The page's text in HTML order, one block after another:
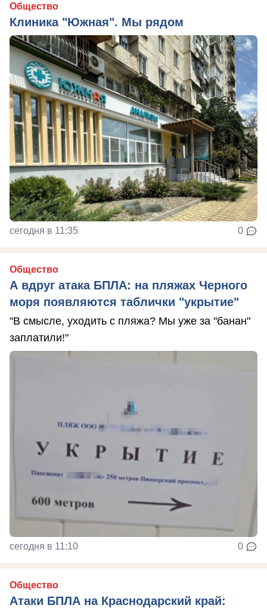
Общество
Клиника "Южная". Мы рядом
сегодня в 11:35 0
Общество
А вдруг атака БПЛА: на пляжах Черного
моря появляются таблички "укрытие"
"В смысле, уходить с пляжа? Мы уже за "банан"
заплатили!"
сегодня в 11:10 0
Общество
Атаки БПЛА на Краснодарский край: